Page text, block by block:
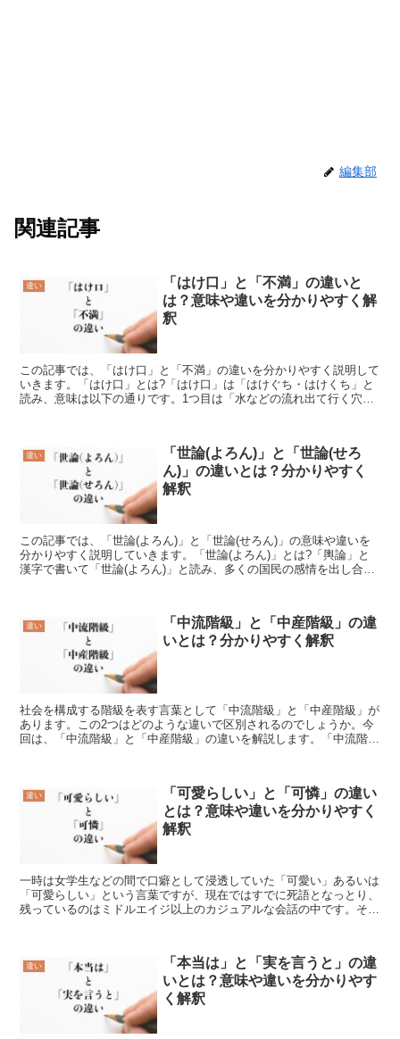
編集部
関連記事
違い
「はけ口」と「不満」の違いと
は？意味や違いを分かりやすく解
釈
この記事では、「はけ口」と「不満」の違いを分かりやすく説明して
いきます。「はけ口」とは?「はけ口」は「はけぐち・はけくち」と
読み、意味は以下の通りです。1つ目は「水などの流れ出て行く穴や
違い
「世論(よろん)」と「世論(せろ
ん)」の違いとは？分かりやすく
解釈
この記事では、「世論(よろん)」と「世論(せろん)」の意味や違いを
分かりやすく説明していきます。「世論(よろん)」とは?「輿論」と
漢字で書いて「世論(よろん)」と読み、多くの国民の感情を出し合っ
違い
「中流階級」と「中産階級」の違
いとは？分かりやすく解釈
社会を構成する階級を表す言葉として「中流階級」と「中産階級」が
あります。この2つはどのような違いで区別されるのでしょうか。今
回は、「中流階級」と「中産階級」の違いを解説します。「中流階
違い
「可愛らしい」と「可憐」の違い
とは？意味や違いを分かりやすく
解釈
一時は女学生などの間で口癖として浸透していた「可愛い」あるいは
「可愛らしい」という言葉ですが、現在ではすでに死語となっとり、
残っているのはミドルエイジ以上のカジュアルな会話の中です。それ
違い
「本当は」と「実を言うと」の違
いとは？意味や違いを分かりやす
く解釈